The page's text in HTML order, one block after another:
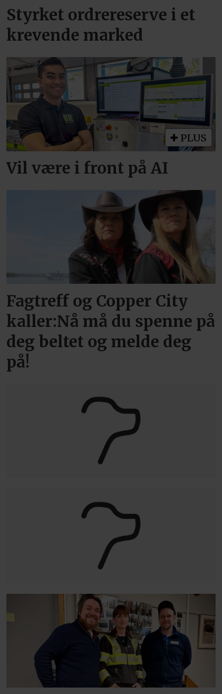
Styrket ordrereserve i et
krevende marked
PLUS
Vil være i front på AI
Fagtreff og Copper City
kaller:Nå må du spenne på
deg beltet og melde deg
på!